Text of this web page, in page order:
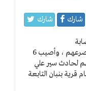
شارك شارك
لقي 3 أشخاص مصرعهم ، وأصيب 6
لحادث سير علي
قرية بنبان التابعة